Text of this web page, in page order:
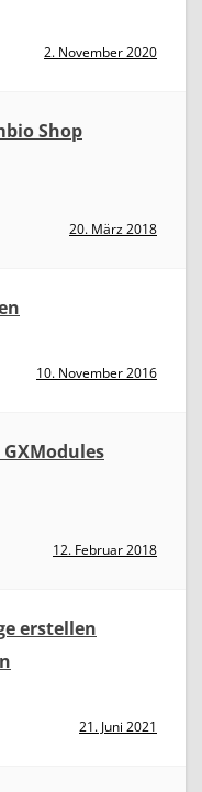
2. November 2020
Shop
20. März 2018
10. November 2016
GXModules
12. Februar 2018
erstellen
21. Juni 2021